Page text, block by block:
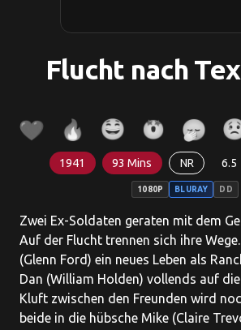
Flucht nach
1941 93 Mins NR 6.5
1080P BLURAY DD
Zwei Ex-Soldaten geraten mit dem
Auf der Flucht trennen sich ihre
(Glenn Ford) ein neues Leben als
Dan (William Holden) vollends auf
Kluft zwischen den Freunden wird
beide in die hübsche Mike (Claire